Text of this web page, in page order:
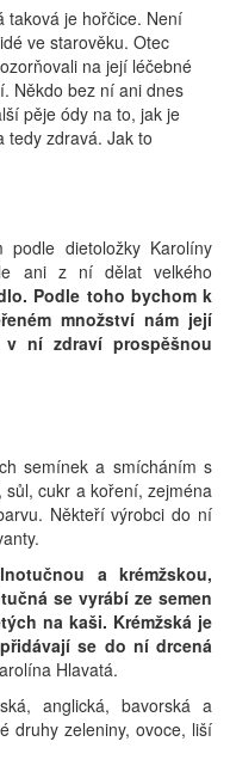
taková je hořčice. Není
ve starověku. Otec
na její léčebné
Někdo bez ní ani dnes
pěje ódy na to, jak je
tedy zdravá. Jak to
dietoložky Karolíny
ani z ní dělat velkého
Podle toho bychom k
množství nám její
ní zdraví prospěšnou
semínek a smícháním s
cukr a koření, zejména
Někteří výrobci do ní
a krémžskou,
se vyrábí ze semen
na kaši. Krémžská je
se do ní drcená
Hlavatá.
anglická, bavorská a
druhy zeleniny, ovoce, liší